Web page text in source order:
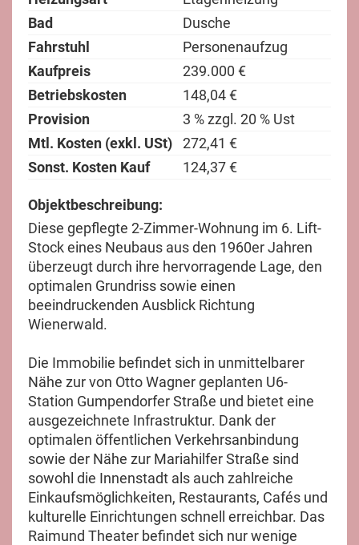
Bad
Dusche
Fahrstuhl
Personenaufzug
Kaufpreis
239.000 €
Betriebskosten
148,04 €
Provision
3 % zzgl. 20 % Ust
Mtl. Kosten (exkl. USt)
272,41 €
Sonst. Kosten Kauf
124,37 €
Objektbeschreibung:
Diese gepflegte 2-Zimmer-Wohnung im 6. Lift-
Stock eines Neubaus aus den 1960er Jahren
überzeugt durch ihre hervorragende Lage, den
optimalen Grundriss sowie einen
beeindruckenden Ausblick Richtung
Wienerwald.
Die Immobilie befindet sich in unmittelbarer
Nähe zur von Otto Wagner geplanten U6-
Station Gumpendorfer Straße und bietet eine
ausgezeichnete Infrastruktur. Dank der
optimalen öffentlichen Verkehrsanbindung
sowie der Nähe zur Mariahilfer Straße sind
sowohl die Innenstadt als auch zahlreiche
Einkaufsmöglichkeiten, Restaurants, Cafés und
kulturelle Einrichtungen schnell erreichbar. Das
Raimund Theater befindet sich nur wenige